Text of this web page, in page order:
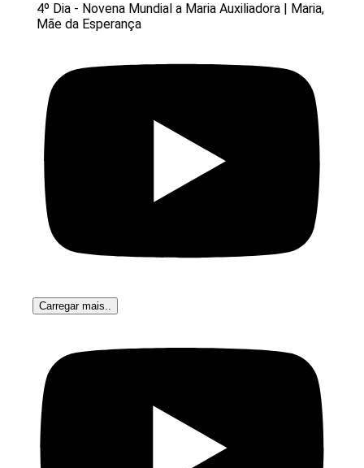
4º Dia - Novena Mundial a Maria Auxiliadora | Maria,
Mãe da Esperança
Carregar mais..